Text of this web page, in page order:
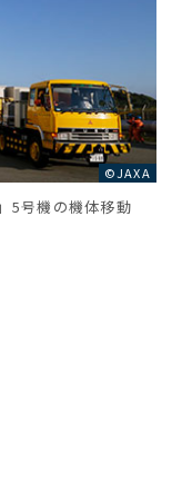
©JAXA
5号機の機体移動